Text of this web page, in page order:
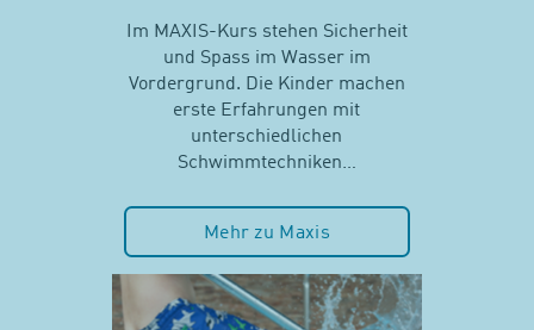
Im MAXIS-Kurs stehen Sicherheit
und Spass im Wasser im
Vordergrund. Die Kinder machen
erste Erfahrungen mit
unterschiedlichen
Schwimmtechniken…
Mehr zu Maxis